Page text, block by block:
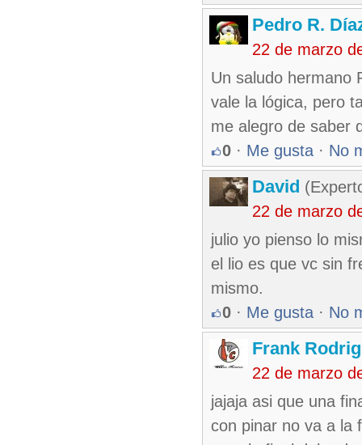
Pedro R.
22 de marzo
Un saludo hermano
vale la lógica, pero
me alegro de saber
0 · Me gusta · No
David
22 de marzo
julio yo pienso lo
el lio es que vc sin
mismo.
0 · Me gusta · No
Frank
22 de marzo
jajaja asi que una
con pinar no va a la